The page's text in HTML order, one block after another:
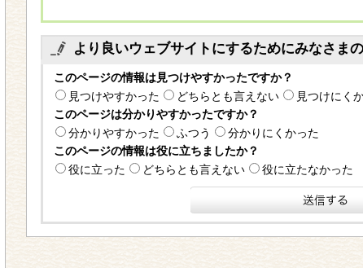
より良いウェブサイトにするためにみなさま
このページの情報は見つけやすかったですか？
見つけやすかった
どちらとも言えない
見つけにく
このページは分かりやすかったですか？
分かりやすかった
ふつう
分かりにくかった
このページの情報は役に立ちましたか？
役に立った
どちらとも言えない 役に立たなかった